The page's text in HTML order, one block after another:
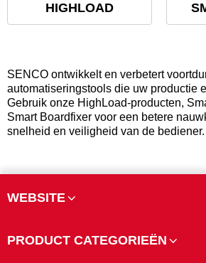
HIGHLOAD
SENCO ontwikkelt en verbetert
automatiseringstools die uw productie
Gebruik onze HighLoad-producten,
Smart Boardfixer voor een betere
snelheid en veiligheid van de bediener.
WEBSITE
PRODUCT CATEGORIEËN